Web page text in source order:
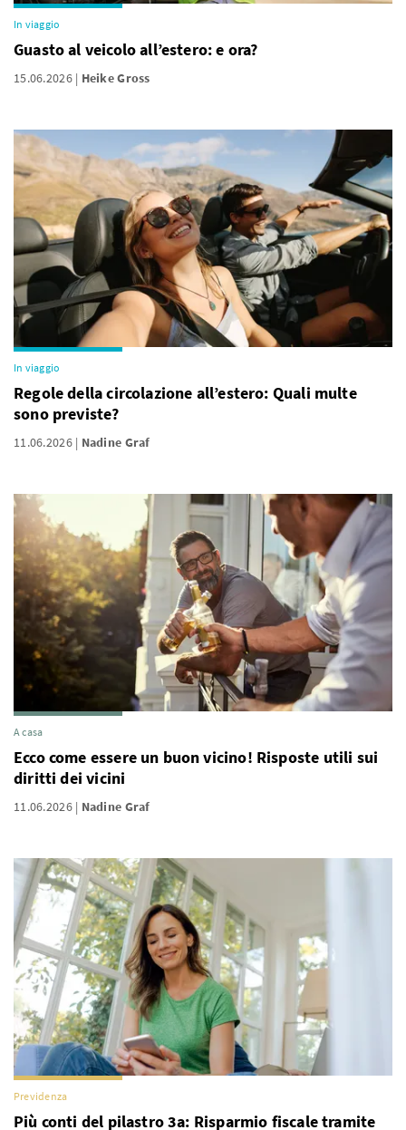
In viaggio
Guasto al veicolo all’estero: e ora?
15.06.2026 Heike Gross
In viaggio
Regole della circolazione all’estero: Quali multe
sono previste?
11.06.2026 Nadine Graf
A casa
Ecco come essere un buon vicino! Risposte utili sui
diritti dei vicini
11.06.2026 Nadine Graf
Previdenza
Più conti del pilastro 3a: Risparmio fiscale tramite